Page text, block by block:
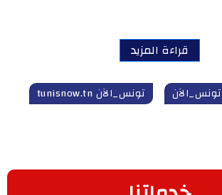
قراءة المزيد
تونس_الآن
تونس_الآن tunisnow.tn